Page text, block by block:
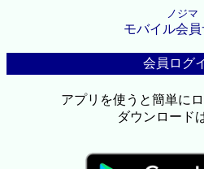
ノジマ
モバイル会員
会員ログ
アプリを使うと簡単に
ダウンロード